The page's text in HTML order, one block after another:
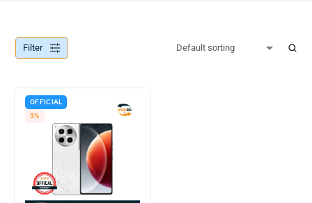
Filter
OFFICIAL
3%